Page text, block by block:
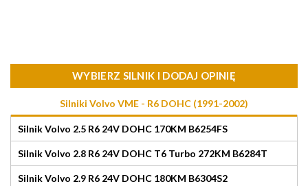
WYBIERZ SILNIK I DODAJ OPINIĘ
Silniki Volvo VME - R6 DOHC (1991-2002)
Silnik Volvo 2.5 R6 24V DOHC 170KM B6254FS
Silnik Volvo 2.8 R6 24V DOHC T6 Turbo 272KM B6284T
Silnik Volvo 2.9 R6 24V DOHC 180KM B6304S2